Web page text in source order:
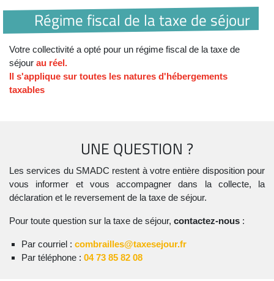
Régime fiscal de la taxe de séjour
Votre collectivité a opté pour un régime fiscal de la taxe de
séjour au réel.
Il s'applique sur toutes les natures d'hébergements
taxables
UNE QUESTION ?
Les services du SMADC restent à votre entière disposition pour
vous informer et vous accompagner dans la collecte, la
déclaration et le reversement de la taxe de séjour.
Pour toute question sur la taxe de séjour, contactez-nous :
Par courriel : combrailles@taxesejour.fr
Par téléphone : 04 73 85 82 08